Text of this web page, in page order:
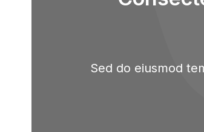
Sed do eiusmod